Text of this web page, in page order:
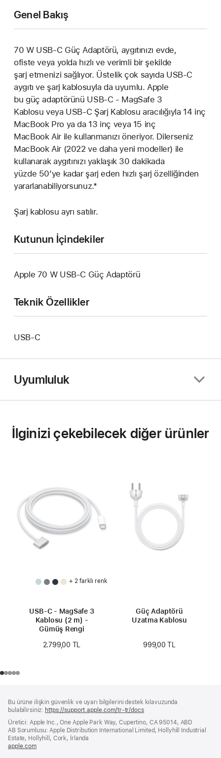
Genel Bakış
70 W USB‑C Güç Adaptörü, aygıtınızı evde,
ofiste veya yolda hızlı ve verimli bir şekilde
şarj etmenizi sağlıyor. Üstelik çok sayıda USB-C
aygıtı ve şarj kablosuyla da uyumlu. Apple
bu güç adaptörünü USB-C - MagSafe 3
Kablosu veya USB-C Şarj Kablosu aracılığıyla 14 inç
MacBook Pro ya da 13 inç veya 15 inç
MacBook Air ile kullanmanızı öneriyor. Dilerseniz
MacBook Air (2022 ve daha yeni modeller) ile
kullanarak aygıtınızı yaklaşık 30 dakikada
yüzde 50’ye kadar şarj eden hızlı şarj özelliğinden
yararlanabiliyorsunuz.*
Şarj kablosu ayrı satılır.
Kutunun İçindekiler
Apple 70 W USB-C Güç Adaptörü
Teknik Özellikler
USB‑C
Uyumluluk
İlginizi çekebilecek diğer ürünler
+ 2 farklı renk
USB-C - MagSafe 3
Kablosu (2 m) -
Gümüş Rengi
2.799,00 TL
Güç Adaptörü
Uzatma Kablosu
999,00 TL
Bilgi
Bu ürüne ilişkin güvenlik ve uyarı bilgilerini destek kılavuzunda
bulabilirsiniz: https://support.apple.com/tr-tr/docs(yeni
pencerede
açılır)
Üretici: Apple Inc., One Apple Park Way, Cupertino, CA 95014, ABD
AB Sorumlusu: Apple Distribution International Limited, Hollyhill Industrial
Estate, Hollyhill, Cork, İrlanda
apple.com(yeni